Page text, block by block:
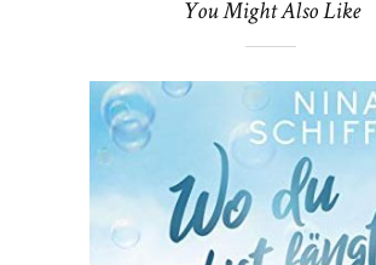
You Might Also Like